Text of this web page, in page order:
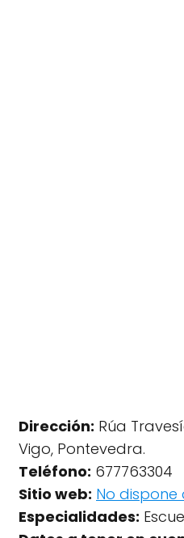
Dirección: Rúa
Vigo, Pontevedra.
Teléfono: 677763304
Sitio web: No
Especialidades: